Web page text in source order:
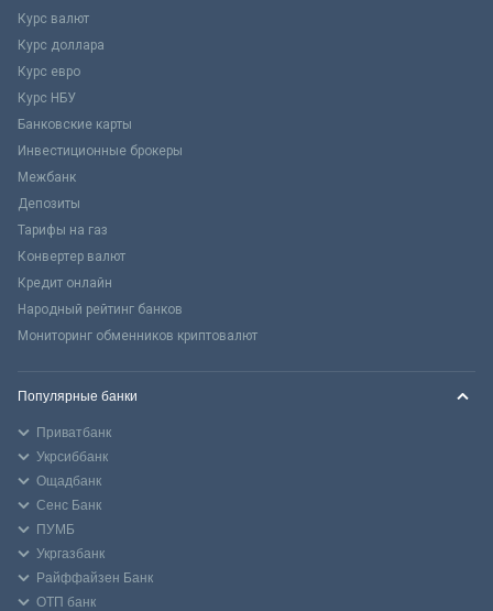
Курс валют
Курс доллара
Курс евро
Курс НБУ
Банковские карты
Инвестиционные брокеры
Межбанк
Депозиты
Тарифы на газ
Конвертер валют
Кредит онлайн
Народный рейтинг банков
Мониторинг обменников криптовалют
Популярные банки
Приватбанк
Укрсиббанк
Ощадбанк
Сенс Банк
ПУМБ
Укргазбанк
Райффайзен Банк
ОТП банк